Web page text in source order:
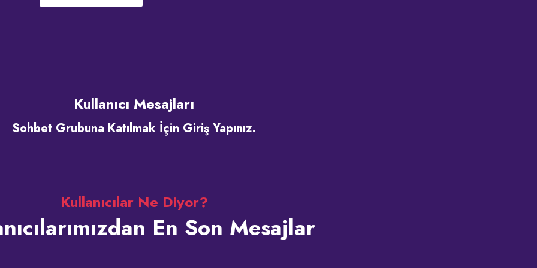
Kullanıcı Mesajları
Sohbet Grubuna Katılmak İçin Giriş Yapınız.
Kullanıcılar Ne Diyor?
En Son Mesajlar